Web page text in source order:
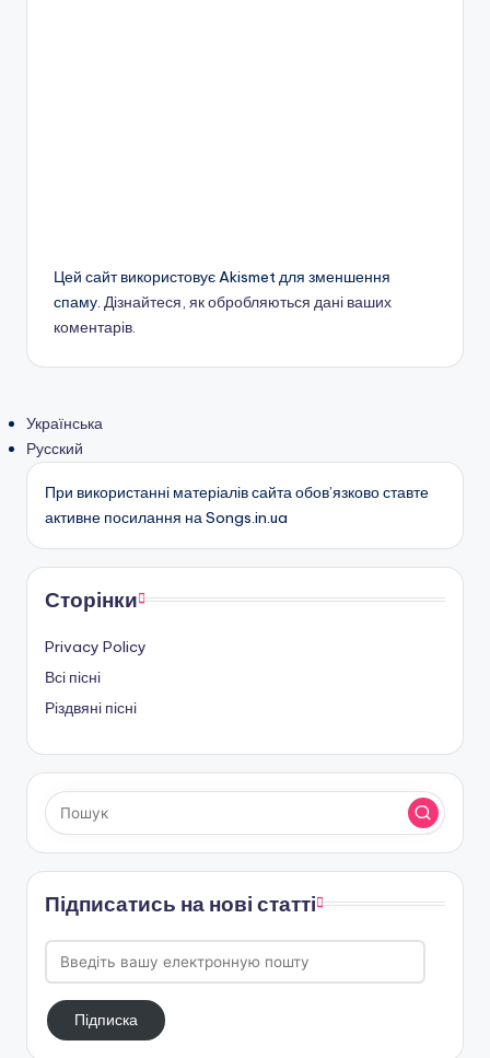
Цей сайт використовує Akismet для зменшення
спаму. Дізнайтеся, як обробляються дані ваших
коментарів.
Українська
Русский
При використанні матеріалів сайта обов’язково ставте
активне посилання на Songs.in.ua
Сторінки
Privacy Policy
Всі пісні
Різдвяні пісні
Підписатись на нові статті
Введіть
вашу
електронную
поштуПідписка